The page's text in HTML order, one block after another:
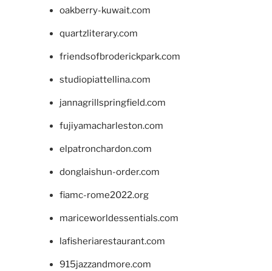
oakberry-kuwait.com
quartzliterary.com
friendsofbroderickpark.com
studiopiattellina.com
jannagrillspringfield.com
fujiyamacharleston.com
elpatronchardon.com
donglaishun-order.com
fiamc-rome2022.org
mariceworldessentials.com
lafisheriarestaurant.com
915jazzandmore.com